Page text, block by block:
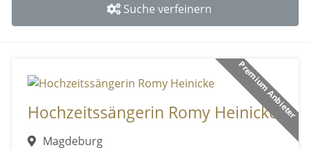
Suche verfeinern
Premium Anbieter
Hochzeitssängerin Romy Heinicke
Magdeburg